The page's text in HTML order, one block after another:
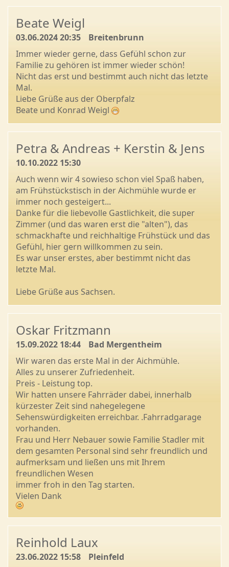
Beate Weigl
03.06.2024 20:35
Breitenbrunn
Immer wieder gerne, dass Gefühl schon zur
Familie zu gehören ist immer wieder schön!
Nicht das erst und bestimmt auch nicht das letzte
Mal.
Liebe Grüße aus der Oberpfalz
Beate und Konrad Weigl
Petra & Andreas + Kerstin & Jens
10.10.2022 15:30
Auch wenn wir 4 sowieso schon viel Spaß haben,
am Frühstückstisch in der Aichmühle wurde er
immer noch gesteigert...
Danke für die liebevolle Gastlichkeit, die super
Zimmer (und das waren erst die "alten"), das
schmackhafte und reichhaltige Frühstück und das
Gefühl, hier gern willkommen zu sein.
Es war unser erstes, aber bestimmt nicht das
letzte Mal.
Liebe Grüße aus Sachsen.
Oskar Fritzmann
15.09.2022 18:44
Bad Mergentheim
Wir waren das erste Mal in der Aichmühle.
Alles zu unserer Zufriedenheit.
Preis - Leistung top.
Wir hatten unsere Fahrräder dabei, innerhalb
kürzester Zeit sind nahegelegene
Sehenswürdigkeiten erreichbar. .Fahrradgarage
vorhanden.
Frau und Herr Nebauer sowie Familie Stadler mit
dem gesamten Personal sind sehr freundlich und
aufmerksam und ließen uns mit Ihrem
freundlichen Wesen
immer froh in den Tag starten.
Vielen Dank
Reinhold Laux
23.06.2022 15:58
Pleinfeld